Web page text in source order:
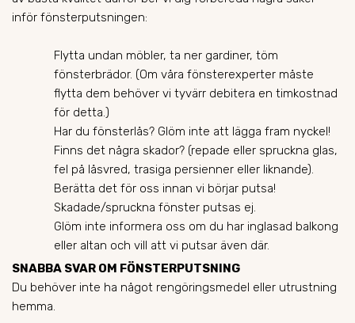
inför fönsterputsningen:
Flytta undan möbler, ta ner gardiner, töm
fönsterbrädor. (Om våra fönsterexperter måste
flytta dem behöver vi tyvärr debitera en timkostnad
för detta.)
Har du fönsterlås? Glöm inte att lägga fram nyckel!
Finns det några skador? (repade eller spruckna glas,
fel på låsvred, trasiga persienner eller liknande).
Berätta det för oss innan vi börjar putsa!
Skadade/spruckna fönster putsas ej.
Glöm inte informera oss om du har inglasad balkong
eller altan och vill att vi putsar även där.
SNABBA SVAR OM FÖNSTERPUTSNING
Du behöver inte ha något rengöringsmedel eller utrustning
hemma.